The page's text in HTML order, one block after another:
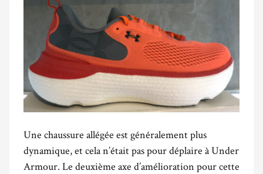
Une chaussure allégée est généralement plus
dynamique, et cela n’était pas pour déplaire à Under
Armour. Le deuxième axe d’amélioration pour cette